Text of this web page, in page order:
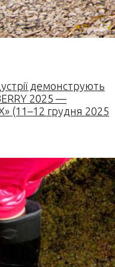
демонструють
2025 —
(11–12 грудня 2025